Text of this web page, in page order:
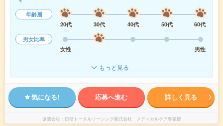
年齢層
20代
30代 40代 50代
60代
男女比率
女性
男性
もっと見る
気になる! 応募へ進む 詳しく見る
派遣会社 日研トータルソーシング株式会社 メディカルケア事業部